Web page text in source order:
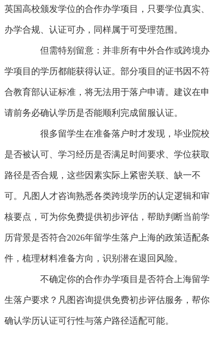
英国高校颁发学位的合作办学项目，只要学位真实、
办学合规、认证可办，同样属于可受理范围。
但需特别留意：并非所有中外合作或跨境办
学项目的学历都能获得认证。部分项目的证书因不符
合教育部认证标准，将无法用于落户申请。建议在申
请前务必确认学历是否能顺利完成留服认证。
很多留学生在准备落户时才发现，毕业院校
是否被认可、学习经历是否满足时间要求、学位获取
路径是否合规，这些因素实际上紧密关联、缺一不
可。凡图人才咨询熟悉各类跨境学历的认定逻辑和审
核要点，可为你免费提供初步评估，帮助判断当前学
历背景是否符合2026年留学生落户上海的政策适配条
件，梳理材料准备方向，识别潜在退回风险。
不确定你的合作办学项目是否符合上海留学
生落户要求？凡图咨询提供免费初步评估服务，帮你
确认学历认证可行性与落户路径适配可能。